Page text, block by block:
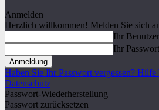
Anmelden
Herzlich willkommen! Melden Sie sich
Ihr
Ihr Passwort
Haben Sie Ihr Passwort vergessen? Hilfe
Datenschutz
Passwort-Wiederherstellung
Passwort zurücksetzen